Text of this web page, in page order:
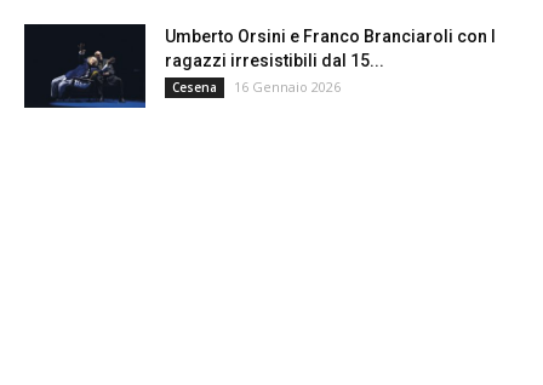
Umberto Orsini e Franco Branciaroli con I
ragazzi irresistibili dal 15...
Cesena 16 Gennaio 2026